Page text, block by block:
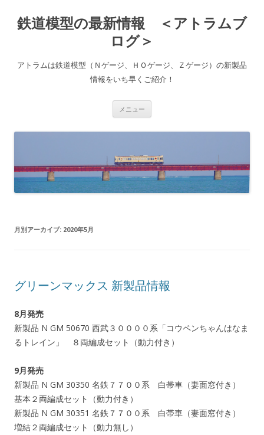
鉄道模型の最新情報 ＜アトラムブ
ログ＞
アトラムは鉄道模型（Ｎゲージ、ＨＯゲージ、Ｚゲージ）の新製品
情報をいち早くご紹介！
メニュー
ン
ス
キ
ッ
プ
月別アーカイブ: 2020年5月
グリーンマックス 新製品情報
8月発売
新製品 N GM 50670 西武３００００系「コウペンちゃんはなま
るトレイン」 ８両編成セット（動力付き）
9月発売
新製品 N GM 30350 名鉄７７００系 白帯車（妻面窓付き）
基本２両編成セット（動力付き）
新製品 N GM 30351 名鉄７７００系 白帯車（妻面窓付き）
増結２両編成セット（動力無し）